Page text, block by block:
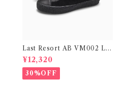
Last Resort AB VM002 LO
Suede Leather
¥12,320
30%OFF